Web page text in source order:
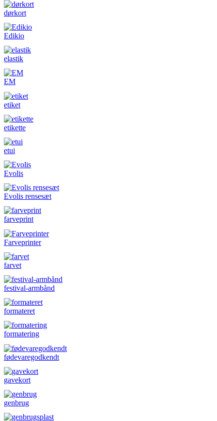
dørkort
Edikio
elastik
EM
etiket
etikette
etui
Evolis
Evolis rensesæt
farveprint
Farveprinter
farvet
festival-armbånd
formateret
formatering
fødevaregodkendt
gavekort
genbrug